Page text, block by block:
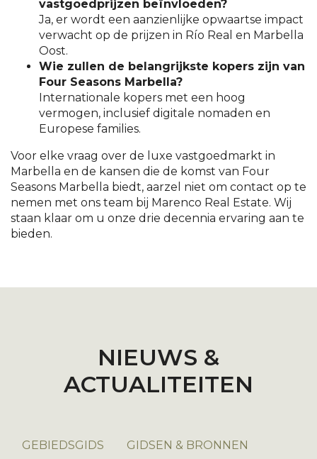
vastgoedprijzen beïnvloeden?
Ja, er wordt een aanzienlijke opwaartse impact
verwacht op de prijzen in Río Real en Marbella
Oost.
Wie zullen de belangrijkste kopers zijn van
Four Seasons Marbella?
Internationale kopers met een hoog
vermogen, inclusief digitale nomaden en
Europese families.
Voor elke vraag over de luxe vastgoedmarkt in
Marbella en de kansen die de komst van Four
Seasons Marbella biedt, aarzel niet om contact op te
nemen met ons team bij Marenco Real Estate. Wij
staan klaar om u onze drie decennia ervaring aan te
bieden.
NIEUWS &
ACTUALITEITEN
GEBIEDSGIDS
GIDSEN & BRONNEN